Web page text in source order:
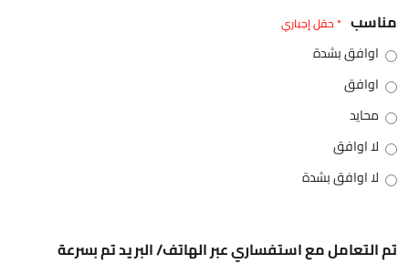
مناسب * حقل إجباري
اوافق بشدة
اوافق
محايد
لا اوافق
لا اوافق بشدة
تم التعامل مع استفساري عبر الهاتف/ البريد تم بسرعة